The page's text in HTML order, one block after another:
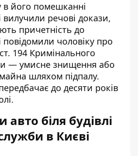
в його помешканні
речові докази,
причетність до
повідомили чоловіку про
194 Кримінального
— умисне знищення або
шляхом підпалу.
до десяти років
авто біля будівлі
в Києві